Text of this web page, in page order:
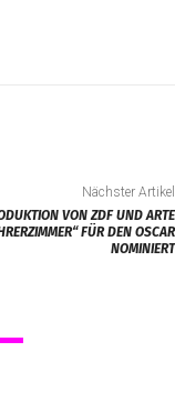
Nächster Artikel
VON ZDF UND ARTE
FÜR DEN OSCAR
NOMINIERT